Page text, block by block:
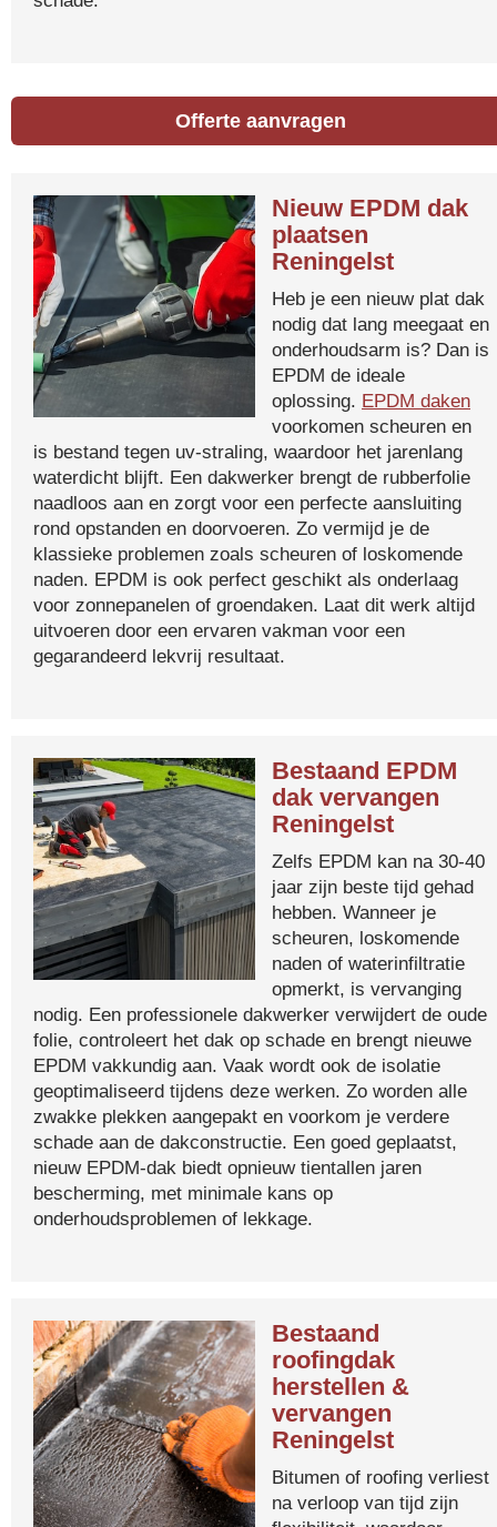
Offerte aanvragen
Nieuw EPDM dak
plaatsen
Reningelst
Heb je een nieuw plat dak
nodig dat lang meegaat en
onderhoudsarm is? Dan is
EPDM de ideale
oplossing. EPDM daken
voorkomen scheuren en
is bestand tegen uv-straling, waardoor het jarenlang
waterdicht blijft. Een dakwerker brengt de rubberfolie
naadloos aan en zorgt voor een perfecte aansluiting
rond opstanden en doorvoeren. Zo vermijd je de
klassieke problemen zoals scheuren of loskomende
naden. EPDM is ook perfect geschikt als onderlaag
voor zonnepanelen of groendaken. Laat dit werk altijd
uitvoeren door een ervaren vakman voor een
gegarandeerd lekvrij resultaat.
Bestaand EPDM
dak vervangen
Reningelst
Zelfs EPDM kan na 30-40
jaar zijn beste tijd gehad
hebben. Wanneer je
scheuren, loskomende
naden of waterinfiltratie
opmerkt, is vervanging
nodig. Een professionele dakwerker verwijdert de oude
folie, controleert het dak op schade en brengt nieuwe
EPDM vakkundig aan. Vaak wordt ook de isolatie
geoptimaliseerd tijdens deze werken. Zo worden alle
zwakke plekken aangepakt en voorkom je verdere
schade aan de dakconstructie. Een goed geplaatst,
nieuw EPDM-dak biedt opnieuw tientallen jaren
bescherming, met minimale kans op
onderhoudsproblemen of lekkage.
Bestaand
roofingdak
herstellen &
vervangen
Reningelst
Bitumen of roofing verliest
na verloop van tijd zijn